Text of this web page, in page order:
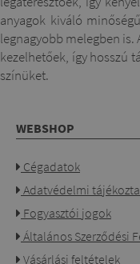
anyagok kiváló
legnagyobb melegben is.
kezelhetőek, így hosszú
színüket.
WEBSHOP
Cégadatok
Adatvédelmi
Fogyasztói jogok
Általános Szerződési
Vásárlási feltételek